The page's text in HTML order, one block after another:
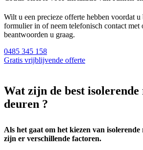
Wilt u een precieze offerte hebben voordat
formulier in of neem telefonisch contact met
beantwoorden u graag.
0485 345 158
Gratis vrijblijvende offerte
Wat zijn de best isolerende
deuren ?
Als het gaat om het kiezen van
zijn er verschillende factoren.